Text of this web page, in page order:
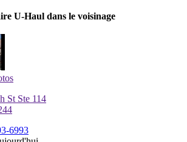
U-Haul dans le voisinage
St Ste 114
6993